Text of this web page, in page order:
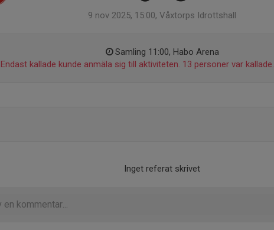
9 nov 2025, 15:00, Våxtorps Idrottshall
Samling 11:00, Habo Arena
Endast kallade kunde anmäla sig till aktiviteten. 13 personer var kallade.
Inget referat skrivet